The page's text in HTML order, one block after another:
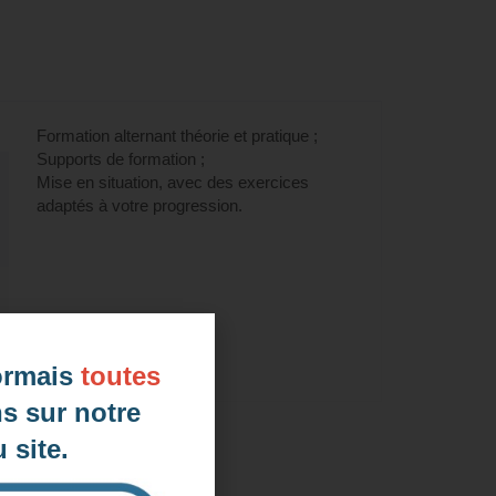
Formation alternant théorie et pratique ;
Supports de formation ;
Mise en situation, avec des exercices
adaptés à votre progression.
toutes
sur notre
site.